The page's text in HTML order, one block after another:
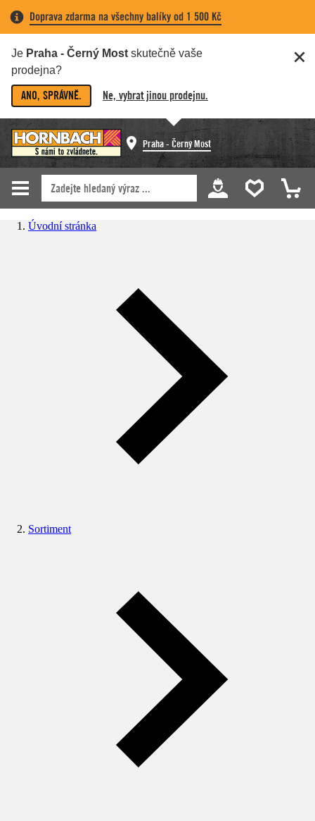
Doprava zdarma na všechny balíky od 1 500 Kč
Je Praha - Černý Most skutečně vaše
prodejna?
ANO, SPRÁVNĚ. Ne, vybrat jinou prodejnu.
Praha - Černý Most
Úvodní stránka
Sortiment